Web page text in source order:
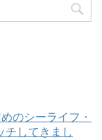
のシーライフ・
チしてきまし